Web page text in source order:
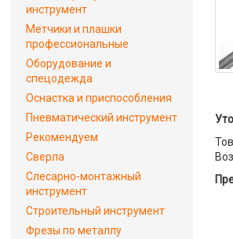
инструмент
Метчики и плашки
профессиональные
Оборудование и
спецодежда
Оснастка и приспособления
Пневматический инструмент
Рекомендуем
Сверла
Слесарно-монтажный
инструмент
Строительный инструмент
Фрезы по металлу